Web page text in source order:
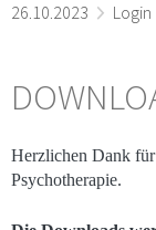
26.10.2023
Login
Herzlichen Dank
Psychotherapie.